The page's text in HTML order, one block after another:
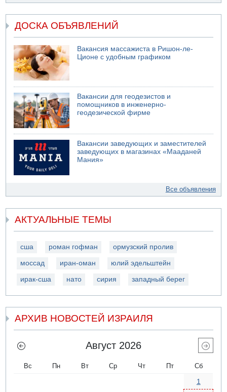
ДОСКА ОБЪЯВЛЕНИЙ
Вакансия массажиста в Ришон-ле-
Ционе с удобным графиком
Вакансии для геодезистов и
помощников в инженерно-
геодезической фирме
Вакансии заведующих и заместителей
заведующих в магазинах «Мааданей
Мания»
Все объявления
АКТУАЛЬНЫЕ ТЕМЫ
сша роман гофман ормузский пролив
моссад иран-оман юлий эдельштейн
ирак-сша нато сирия западный берег
АРХИВ НОВОСТЕЙ ИЗРАИЛЯ
Август 2026
Вс Пн Вт Ср Чт Пт Сб
1